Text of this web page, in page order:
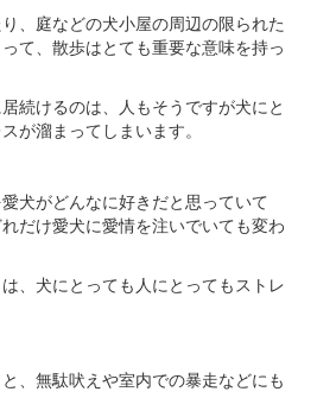
、庭などの犬小屋の周辺の限られた
て、散歩はとても重要な意味を持っ
続けるのは、人もそうですが犬にと
が溜まってしまいます。
犬がどんなに好きだと思っていて
だけ愛犬に愛情を注いでいても変わ
、犬にとっても人にとってもストレ
、無駄吠えや室内での暴走などにも